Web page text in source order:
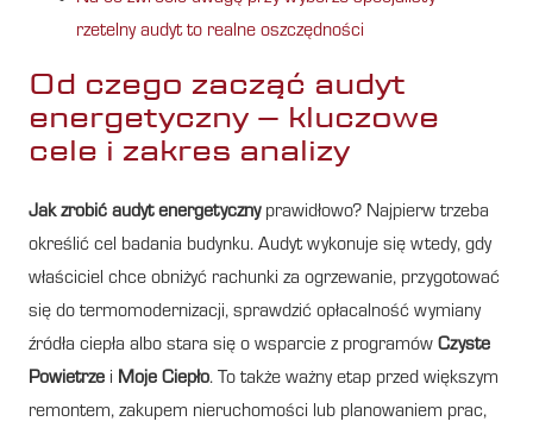
rzetelny audyt to realne oszczędności
Od czego zacząć audyt
energetyczny – kluczowe
cele i zakres analizy
Jak zrobić audyt energetycznyprawidłowo? Najpierw trzeba
określić cel badania budynku. Audyt wykonuje się wtedy, gdy
właściciel chce obniżyć rachunki za ogrzewanie, przygotować
się do termomodernizacji, sprawdzić opłacalność wymiany
źródła ciepła albo stara się o wsparcie z programów Czyste
Powietrze i Moje Ciepło. To także ważny etap przed większym
remontem, zakupem nieruchomości lub planowaniem prac,